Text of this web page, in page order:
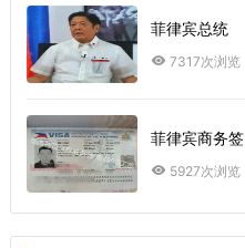
菲律宾总统
7317次浏览
菲律宾商务签
5927次浏览